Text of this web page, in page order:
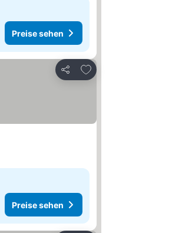
Preise sehen
Teilen
Zu Favoriten hinzufügen
Preise sehen